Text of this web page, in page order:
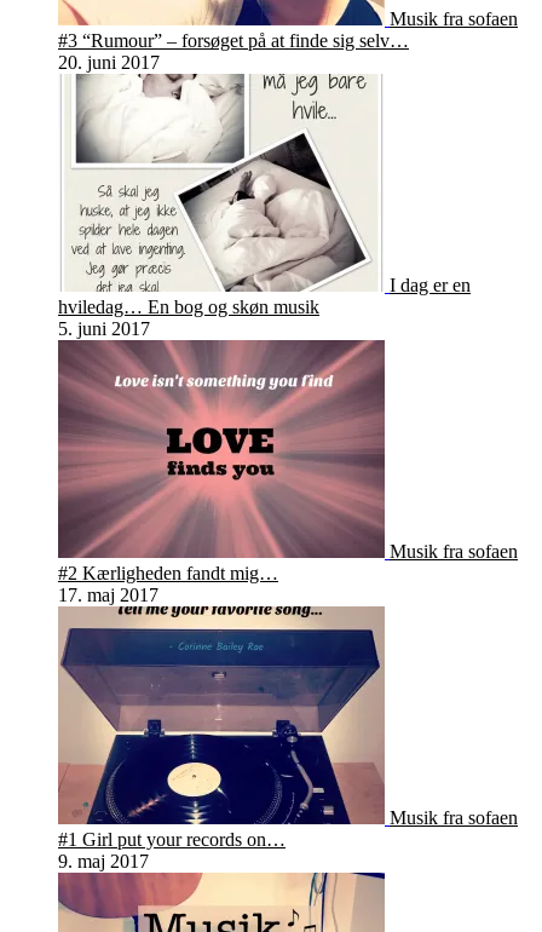
Musik fra sofaen
#3 “Rumour” – forsøget på at finde sig selv…
20. juni 2017
I dag er en
hviledag… En bog og skøn musik
5. juni 2017
Musik fra sofaen
#2 Kærligheden fandt mig…
17. maj 2017
Musik fra sofaen
#1 Girl put your records on…
9. maj 2017